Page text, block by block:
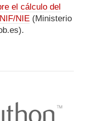
el cálculo del
NIE (Ministerio